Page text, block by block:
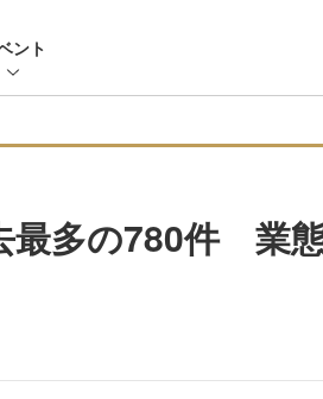
ント
最多の780件 業